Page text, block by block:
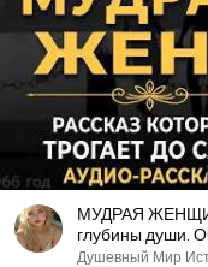
МУДРАЯ
глубины души.
рассказ.
Душевный Мир